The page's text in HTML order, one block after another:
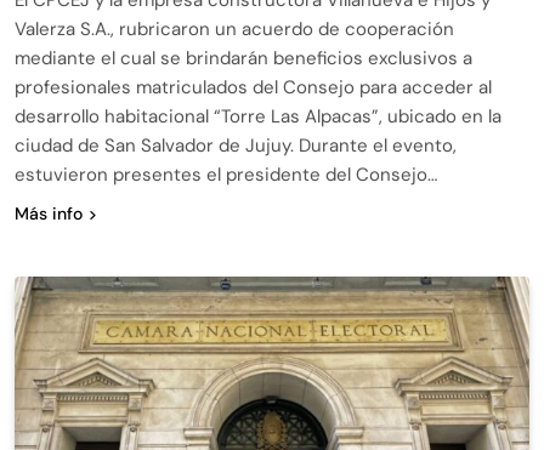
Valerza S.A., rubricaron un acuerdo de cooperación
mediante el cual se brindarán beneficios exclusivos a
profesionales matriculados del Consejo para acceder al
desarrollo habitacional “Torre Las Alpacas”, ubicado en la
ciudad de San Salvador de Jujuy. Durante el evento,
estuvieron presentes el presidente del Consejo…
Más info